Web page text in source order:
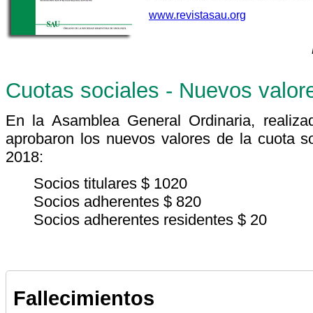
www.revistasau.org
Cuotas sociales - Nuevos
En la Asamblea General Ordinaria,
aprobaron los nuevos valores de la cuota
2018:
Socios titulares $ 1020
Socios adherentes $ 820
Socios adherentes residentes $ 20
Fallecimientos